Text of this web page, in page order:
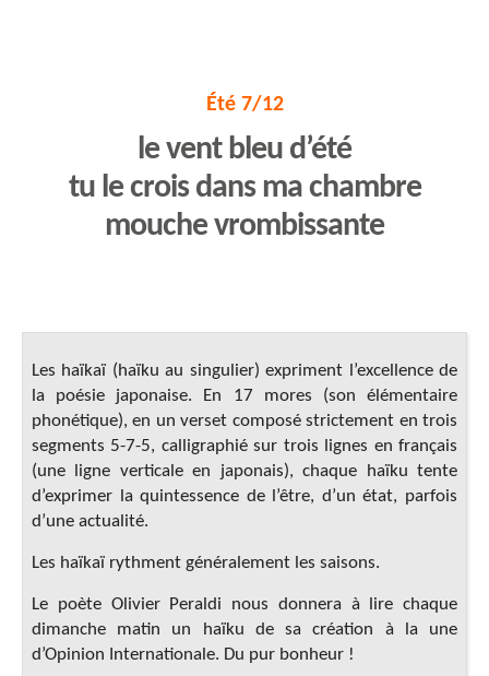
Été 7/12
le vent bleu d’été
tu le crois dans ma chambre
mouche vrombissante
Les haïkaï (haïku au singulier) expriment l’excellence de
la poésie japonaise. En 17 mores (son élémentaire
phonétique), en un verset composé strictement en trois
segments 5-7-5, calligraphié sur trois lignes en français
(une ligne verticale en japonais), chaque haïku tente
d’exprimer la quintessence de l’être, d’un état, parfois
d’une actualité.
Les haïkaï rythment généralement les saisons.
Le poète Olivier Peraldi nous donnera à lire chaque
dimanche matin un haïku de sa création à la une
d’Opinion Internationale. Du pur bonheur !